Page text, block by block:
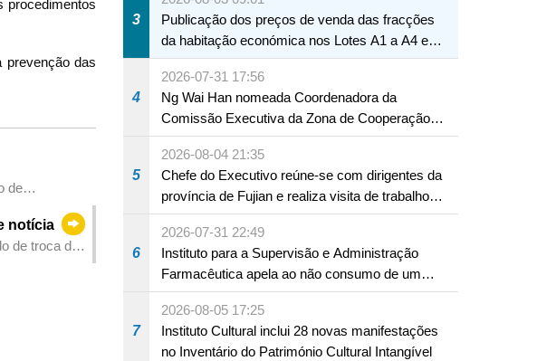
procedimentos
prevenção das
de
notícia
de troca de
3
Publicação dos preços de venda das fracções
da habitação económica nos Lotes A1 a A4 e
A12 da Zona A dos Novos Aterros
4
2026-07-31 17:56
Ng Wai Han nomeada Coordenadora da
Comissão Executiva da Zona de Cooperação
Aprofundada entre Guangdong e Macau em
Hengqin
5
2026-08-04 21:35
Chefe do Executivo reúne-se com dirigentes da
província de Fujian e realiza visita de trabalho
em Fuzhou
6
2026-07-31 22:49
Instituto para a Supervisão e Administração
Farmacêutica apela ao não consumo de um
produto com substâncias medicamentosas
ocidentais
7
2026-08-05 17:25
Instituto Cultural inclui 28 novas manifestações
no Inventário do Património Cultural Intangível